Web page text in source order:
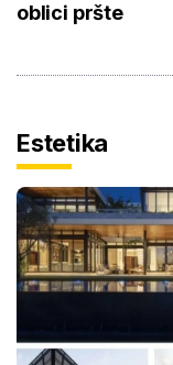
oblici pršte
Estetika